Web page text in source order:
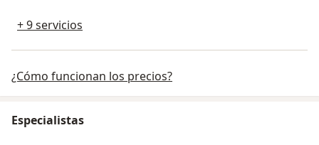
+ 9 servicios
¿Cómo funcionan los precios?
Especialistas